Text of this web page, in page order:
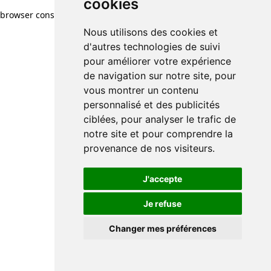
cookies
Nous utilisons des cookies et
d'autres technologies de suivi
pour améliorer votre expérience
de navigation sur notre site, pour
vous montrer un contenu
personnalisé et des publicités
ciblées, pour analyser le trafic de
notre site et pour comprendre la
provenance de nos visiteurs.
J'accepte
Je refuse
Changer mes préférences
browser console for more information)